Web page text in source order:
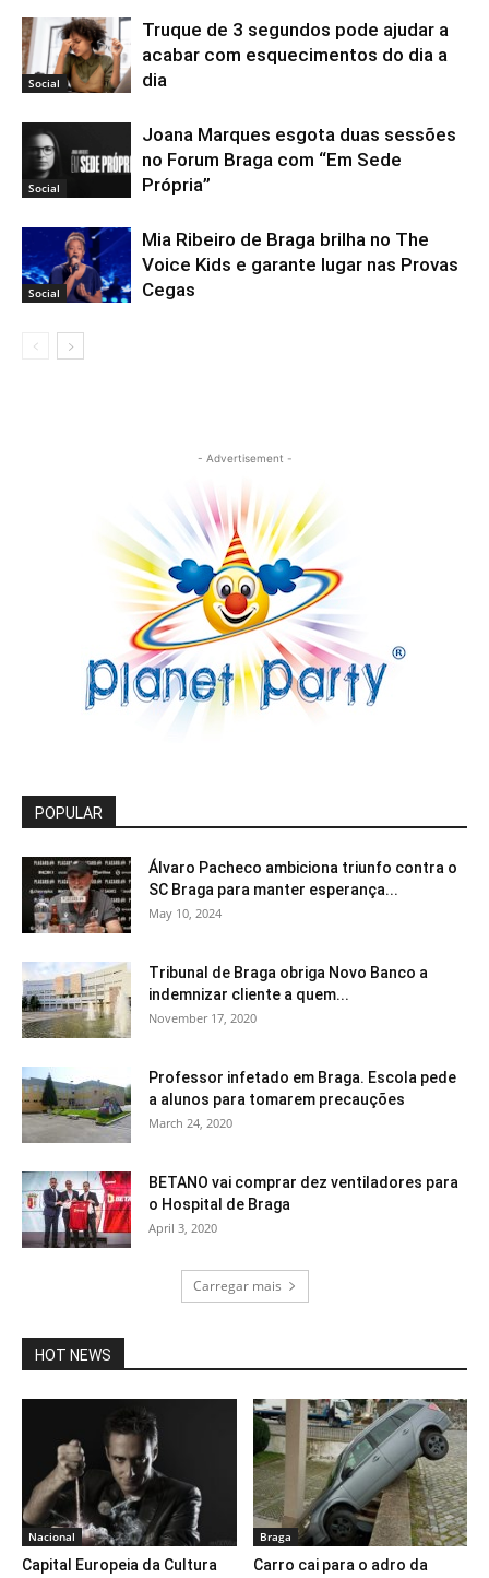
Social
Truque de 3 segundos pode ajudar a
acabar com esquecimentos do dia a
dia
Social
Joana Marques esgota duas sessões
no Forum Braga com “Em Sede
Própria”
Social
Mia Ribeiro de Braga brilha no The
Voice Kids e garante lugar nas Provas
Cegas
- Advertisement -
POPULAR
Álvaro Pacheco ambiciona triunfo contra o
SC Braga para manter esperança...
May 10, 2024
Tribunal de Braga obriga Novo Banco a
indemnizar cliente a quem...
November 17, 2020
Professor infetado em Braga. Escola pede
a alunos para tomarem precauções
March 24, 2020
BETANO vai comprar dez ventiladores para
o Hospital de Braga
April 3, 2020
Carregar mais
HOT NEWS
Nacional
Capital Europeia da Cultura
Braga
Carro cai para o adro da